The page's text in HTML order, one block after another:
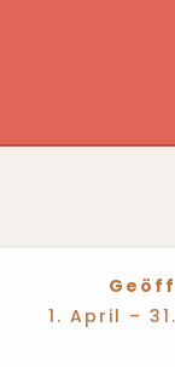
1. April –